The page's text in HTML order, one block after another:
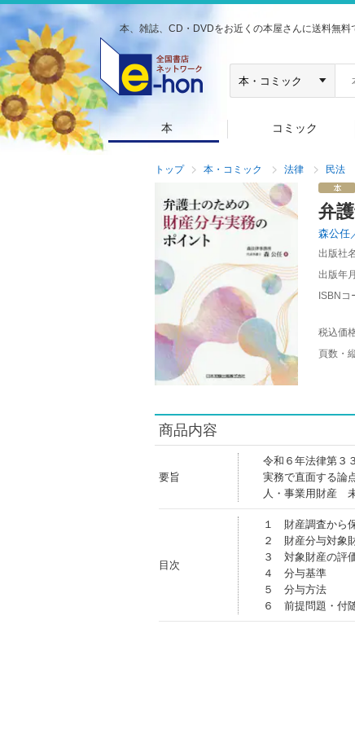
本、雑誌、CD・DVDをお近くの本屋さんに送料無料
本 コミック
トップ 本・コミック 法律 民法
弁
森公任
出版社名
出版年月
ISBNコ
税込価
頁数・
商品内容
要旨
令和６年法律第３
実務で直面する
人・事業用財産
目次
１ 財産調査から
２ 財産分与対象
３ 対象財産の評
４ 分与基準
５ 分与方法
６ 前提問題・付